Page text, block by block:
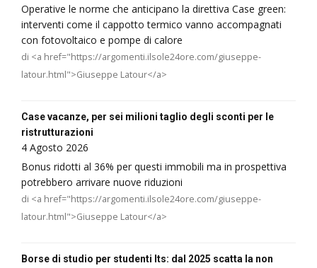
Operative le norme che anticipano la direttiva Case green:
interventi come il cappotto termico vanno accompagnati
con fotovoltaico e pompe di calore
di <a href="https://argomenti.ilsole24ore.com/giuseppe-
latour.html">Giuseppe Latour</a>
Case vacanze, per sei milioni taglio degli sconti per le
ristrutturazioni
4 Agosto 2026
Bonus ridotti al 36% per questi immobili ma in prospettiva
potrebbero arrivare nuove riduzioni
di <a href="https://argomenti.ilsole24ore.com/giuseppe-
latour.html">Giuseppe Latour</a>
Borse di studio per studenti Its: dal 2025 scatta la non